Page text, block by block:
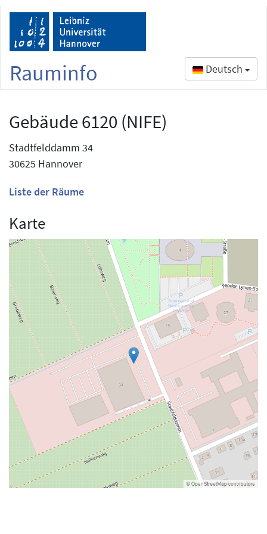
Rauminfo Deutsch
Gebäude 6120 (NIFE)
Stadtfelddamm 34
30625 Hannover
Liste der Räume
Karte